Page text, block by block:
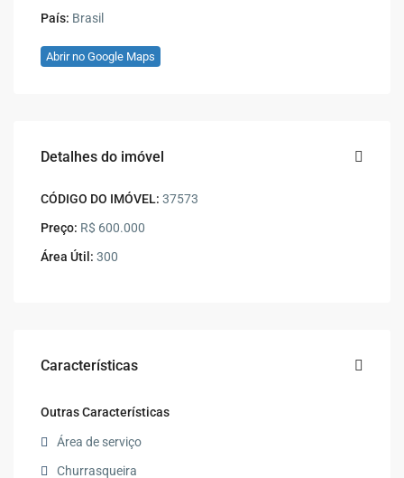
País: Brasil
Abrir no Google Maps
Detalhes do imóvel
CÓDIGO DO IMÓVEL: 37573
Preço: R$ 600.000
Área Útil: 300
Características
Outras Características
Área de serviço
Churrasqueira